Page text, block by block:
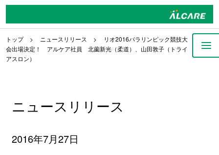
トップ ニュースリリース
リオ2016パラリンピック競技大
会出場決定！ アルケア社員 北薗新光（柔道）、山田敦子（トライ
アスロン）
ニュースリリース
2016年7月27日